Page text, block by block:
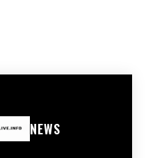
NEWS